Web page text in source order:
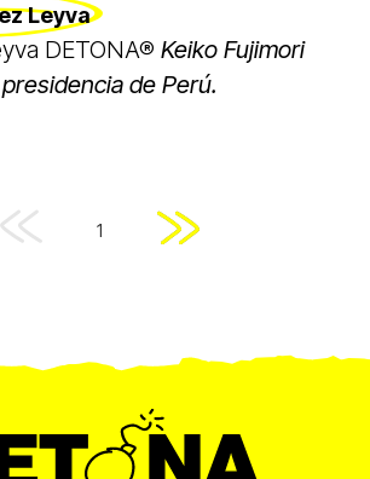
Leyva
DETONA® Keiko Fujimori
de Perú.
1